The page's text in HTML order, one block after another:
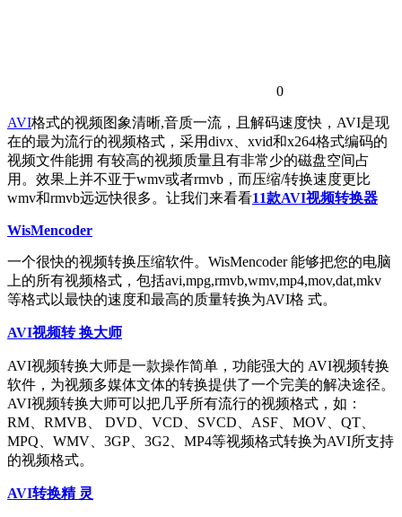
0
AVI格式的视频图象清晰,音质一流，且解码速度快，AVI是现
在的最为流行的视频格式，采用divx、xvid和x264格式编码的
视频文件能拥 有较高的视频质量且有非常少的磁盘空间占
用。效果上并不亚于wmv或者rmvb，而压缩/转换速度更比
wmv和rmvb远远快很多。让我们来看看11款AVI视频转换器
WisMencoder
一个很快的视频转换压缩软件。WisMencoder 能够把您的电脑
上的所有视频格式，包括avi,mpg,rmvb,wmv,mp4,mov,dat,mkv
等格式以最快的速度和最高的质量转换为AVI格 式。
AVI视频转 换大师
AVI视频转换大师是一款操作简单，功能强大的 AVI视频转换
软件，为视频多媒体文体的转换提供了一个完美的解决途径。
AVI视频转换大师可以把几乎所有流行的视频格式，如：
RM、RMVB、 DVD、VCD、SVCD、ASF、MOV、QT、
MPQ、WMV、3GP、3G2、MP4等视频格式转换为AVI所支持
的视频格式。
AVI转换精 灵